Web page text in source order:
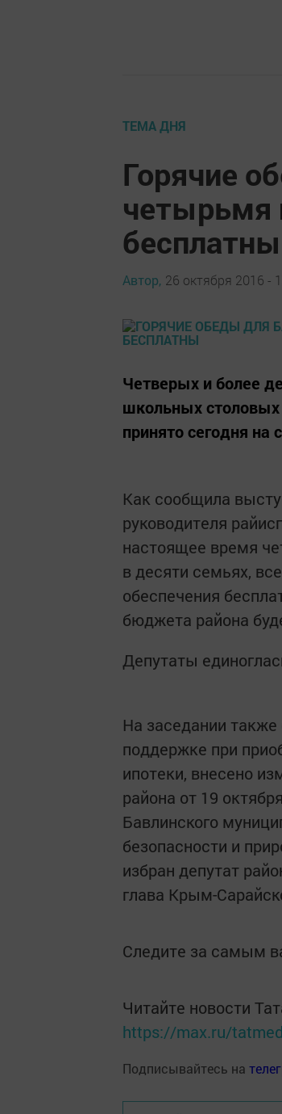
ТЕМА ДНЯ
Горячие
четырьмя
бесплатны
Автор, 26 октября 2016 -
Четверых и более
школьных
принято сегодня на
Как сообщила
руководителя
настоящее время
в десяти семьях,
обеспечения
бюджета района
Депутаты
На заседании
поддержке при
ипотеки, внесено
района от 19
Бавлинского
безопасности и
избран депутат
глава Крым-
Следите за самым
Читайте новости
https://max.ru/
Подписывайтесь на